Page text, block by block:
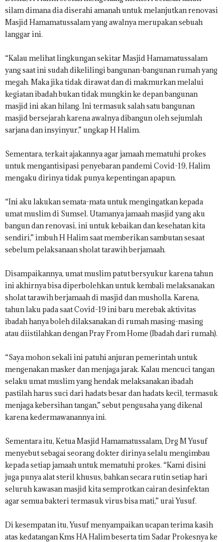
silam dimana dia diserahi amanah untuk melanjutkan renovasi
Masjid Hamamatussalam yang awalnya merupakan sebuah
langgar ini.
“Kalau melihat lingkungan sekitar Masjid Hamamatussalam
yang saat ini sudah dikelilingi bangunan-bangunan rumah yang
megah. Maka jika tidak dirawat dan di makmurkan melalui
kegiatan ibadah bukan tidak mungkin ke depan bangunan
masjid ini akan hilang. Ini termasuk salah satu bangunan
masjid bersejarah karena awalnya dibangun oleh sejumlah
sarjana dan insyinyur,” ungkap H Halim.
Sementara, terkait ajakannya agar jamaah mematuhi prokes
untuk mengantisipasi penyebaran pandemi Covid-19, Halim
mengaku dirinya tidak punya kepentingan apapun.
“Ini aku lakukan semata-mata untuk mengingatkan kepada
umat muslim di Sumsel. Utamanya jamaah masjid yang aku
bangun dan renovasi, ini untuk kebaikan dan kesehatan kita
sendiri,” imbuh H Halim saat memberikan sambutan sesaat
sebelum pelaksanaan sholat tarawih berjamaah.
Disampaikannya, umat muslim patut bersyukur karena tahun
ini akhirnya bisa diperbolehkan untuk kembali melaksanakan
sholat tarawih berjamaah di masjid dan musholla. Karena,
tahun laku pada saat Covid-19 ini baru merebak aktivitas
ibadah hanya boleh dilaksanakan di rumah masing-masing
atau diistilahkan dengan Pray From Home (Ibadah dari rumah).
“Saya mohon sekali ini patuhi anjuran pemerintah untuk
mengenakan masker dan menjaga jarak. Kalau mencuci tangan
selaku umat muslim yang hendak melaksanakan ibadah
pastilah harus suci dari hadats besar dan hadats kecil, termasuk
menjaga kebersihan tangan,” sebut pengusaha yang dikenal
karena kedermawanannya ini.
Sementara itu, Ketua Masjid Hamamatussalam, Drg M Yusuf
menyebut sebagai seorang dokter dirinya selalu mengimbau
kepada setiap jamaah untuk mematuhi prokes. “Kami disini
juga punya alat steril khusus, bahkan secara rutin setiap hari
seluruh kawasan masjid kita semprotkan cairan desinfektan
agar semua bakteri termasuk virus bisa mati,” urai Yusuf.
Di kesempatan itu, Yusuf menyampaikan ucapan terima kasih
atas kedatangan Kms HA Halim beserta tim Sadar Prokesnya ke